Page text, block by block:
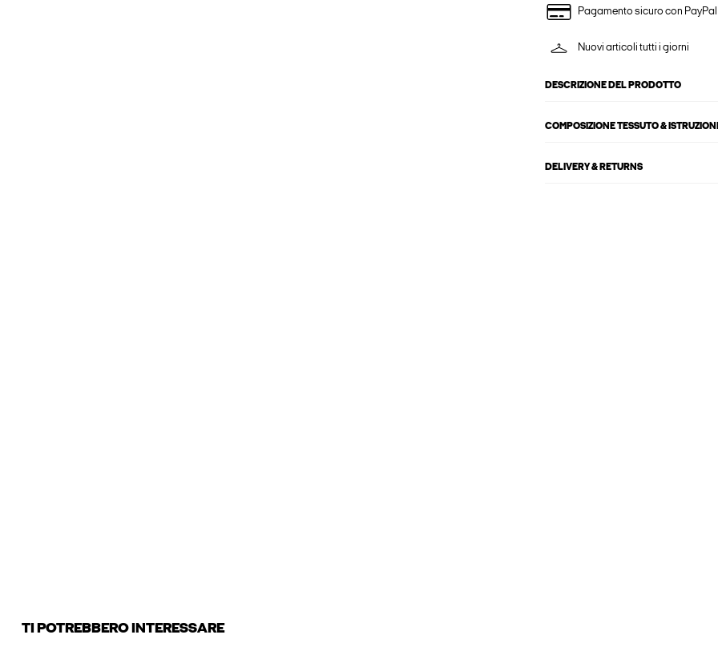
Pagamento sicuro con PayPal
Nuovi articoli tutti i giorni
DESCRIZIONE DEL PRODOTTO
COMPOSIZIONE TESSUTO &
DELIVERY & RETURNS
TI POTREBBERO INTERESSARE